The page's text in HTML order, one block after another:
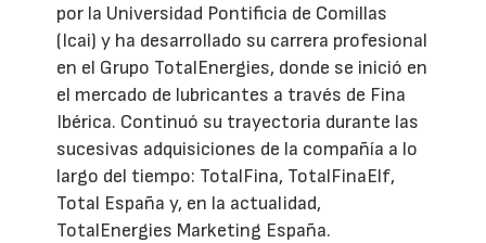
por la Universidad Pontificia de Comillas
(Icai) y ha desarrollado su carrera profesional
en el Grupo TotalEnergies, donde se inició en
el mercado de lubricantes a través de Fina
Ibérica. Continuó su trayectoria durante las
sucesivas adquisiciones de la compañía a lo
largo del tiempo: TotalFina, TotalFinaElf,
Total España y, en la actualidad,
TotalEnergies Marketing España.